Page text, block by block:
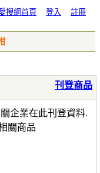
搜網首頁 登入 註冊
企業在此刊登資料.
關商品
刊登商品